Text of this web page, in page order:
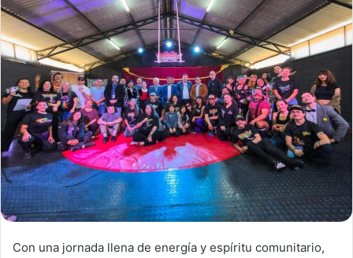
a
n
e
a
i
l
Con una jornada llena de energía y espíritu comunitario,